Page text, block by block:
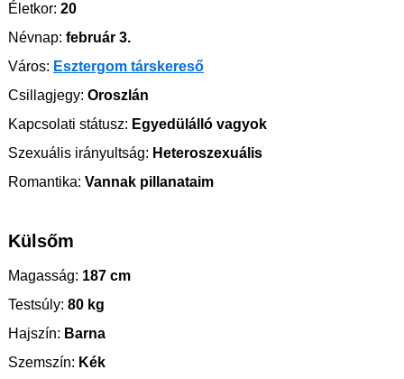
Életkor: 20
Névnap: február 3.
Város: Esztergom társkereső
Csillagjegy: Oroszlán
Kapcsolati státusz: Egyedülálló vagyok
Szexuális irányultság: Heteroszexuális
Romantika: Vannak pillanataim
Külsőm
Magasság: 187 cm
Testsúly: 80 kg
Hajszín: Barna
Szemszín: Kék